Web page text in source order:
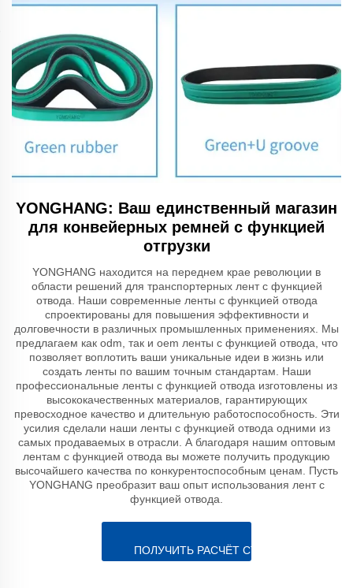
YONGHANG: Ваш единственный магазин
для конвейерных ремней с функцией
отгрузки
YONGHANG находится на переднем крае революции в
области решений для транспортерных лент с функцией
отвода. Наши современные ленты с функцией отвода
спроектированы для повышения эффективности и
долговечности в различных промышленных применениях. Мы
предлагаем как odm, так и oem ленты с функцией отвода, что
позволяет воплотить ваши уникальные идеи в жизнь или
создать ленты по вашим точным стандартам. Наши
профессиональные ленты с функцией отвода изготовлены из
высококачественных материалов, гарантирующих
превосходное качество и длительную работоспособность. Эти
усилия сделали наши ленты с функцией отвода одними из
самых продаваемых в отрасли. А благодаря нашим оптовым
лентам с функцией отвода вы можете получить продукцию
высочайшего качества по конкурентоспособным ценам. Пусть
YONGHANG преобразит ваш опыт использования лент с
функцией отвода.
ПОЛУЧИТЬ РАСЧЁТ СТОИМОСТИ